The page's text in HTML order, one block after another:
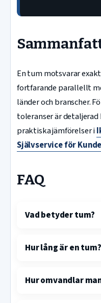
En tum motsvarar
fortfarande parallellt
länder och branscher.
toleranser är detaljerad
praktiska jämförelser i
Självservice för
FAQ
Vad betyder tum?
Hur lång är en tum?
Hur omvandlar